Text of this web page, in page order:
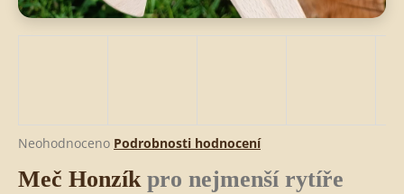
Průměrné
produktu
Neohodnoceno Podrobnosti hodnocení
Meč Honzík pro nejmenší rytíře
D
p